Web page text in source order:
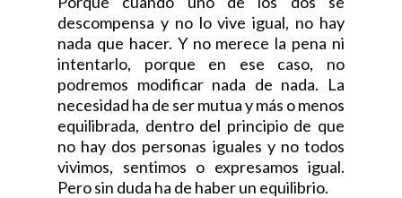
descompensa y no lo vive igual, no hay
nada que hacer. Y no merece la pena ni
intentarlo, porque en ese caso, no
podremos modificar nada de nada. La
necesidad ha de ser mutua y más o menos
equilibrada, dentro del principio de que
no hay dos personas iguales y no todos
vivimos, sentimos o expresamos igual.
Pero sin duda ha de haber un equilibrio.